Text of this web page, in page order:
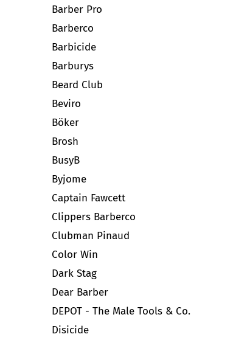
Barber Pro
Barberco
Barbicide
Barburys
Beard Club
Beviro
Böker
Brosh
BusyB
Byjome
Captain Fawcett
Clippers Barberco
Clubman Pinaud
Color Win
Dark Stag
Dear Barber
DEPOT - The Male Tools & Co.
Disicide